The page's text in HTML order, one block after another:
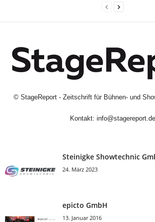
© StageReport - Zeitschrift für Bühnen- und
Kontakt: info@stagereport.de
Steinigke Showtechnic
24. März 2023
epicto GmbH
13. Januar 2016